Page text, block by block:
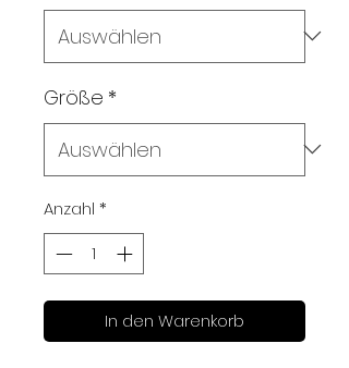
Größe *
Anzahl *
In den Warenkorb